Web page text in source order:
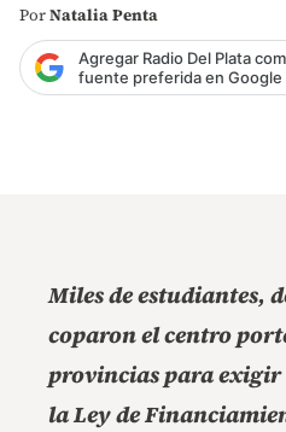
PorNatalia Penta
Agregar Radio Del Plata
fuente preferida en Google
Miles de estudiantes,
coparon el centro
provincias para
la Ley de